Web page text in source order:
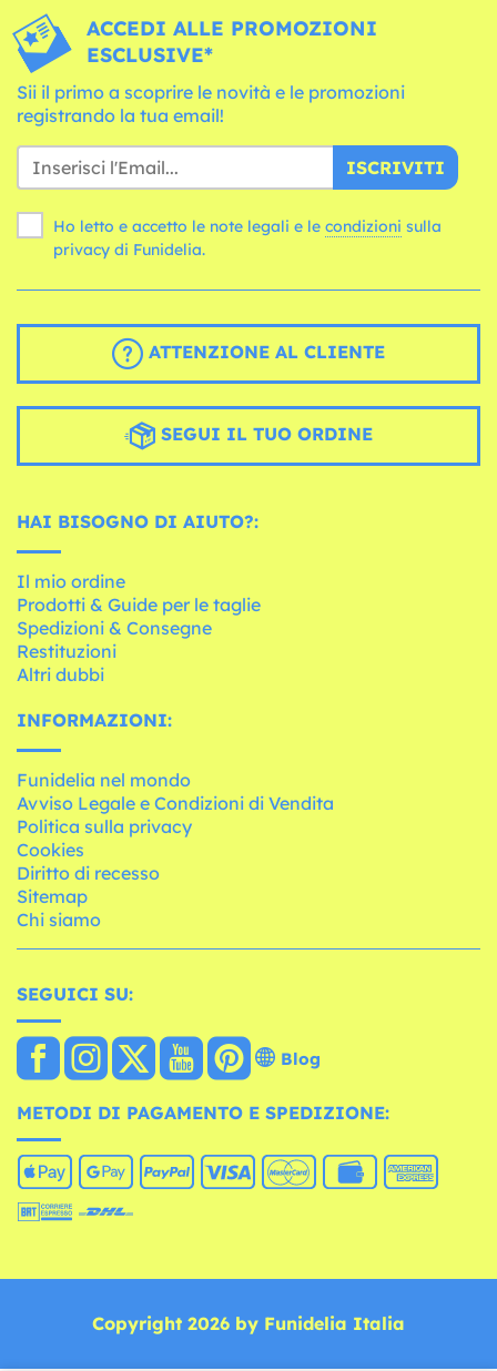
ACCEDI ALLE PROMOZIONI
ESCLUSIVE*
Sii il primo a scoprire le novità e le promozioni
registrando la tua email!
ISCRIVITI
Ho letto e accetto le note legali e le condizioni
privacy di Funidelia.
ATTENZIONE AL CLIENTE
SEGUI IL TUO ORDINE
HAI BISOGNO DI AIUTO?:
Il mio ordine
Prodotti & Guide per le taglie
Spedizioni & Consegne
Restituzioni
Altri dubbi
INFORMAZIONI:
Funidelia nel mondo
Avviso Legale e Condizioni di Vendita
Politica sulla privacy
Cookies
Diritto di recesso
Sitemap
Chi siamo
SEGUICI SU:
Blog
METODI DI PAGAMENTO E SPEDIZIONE:
Copyright 2026 by Funidelia Italia